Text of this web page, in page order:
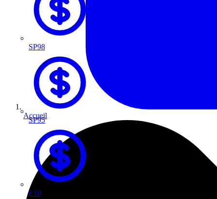
SP98
SP95
E10
Accueil